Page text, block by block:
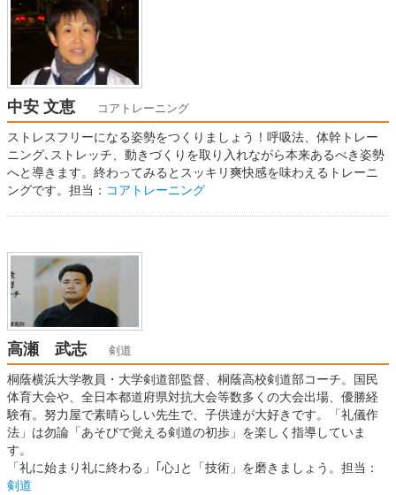
中安 文恵 コアトレーニング
ストレスフリーになる姿勢をつくりましょう！呼吸法、体幹トレー
ニング､ストレッチ、動きづくりを取り入れながら本来あるべき姿勢
へと導きます。終わってみるとスッキリ爽快感を味わえるトレーニ
ングです。担当： コアトレーニング
高瀬 武志 剣道
桐蔭横浜大学教員・大学剣道部監督、桐蔭高校剣道部コーチ。国民
体育大会や、全日本都道府県対抗大会等数多くの大会出場、優勝経
験有。努力屋で素晴らしい先生で、子供達が大好きです。「礼儀作
法」は勿論「あそびで覚える剣道の初歩」を楽しく指導していま
す。
「礼に始まり礼に終わる」｢心｣と「技術」を磨きましょう。担当：
剣道